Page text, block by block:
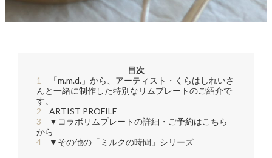
！
目次
1
「m.m.d.」から、アーティスト・くらはしれいさ
んと一緒に制作した特別なリムプレートのご紹介で
す。
2
ARTIST PROFILE
3
▼コラボリムプレートの詳細・ご予約はこちら
から
4
▼その他の「ミルクの時間」シリーズ